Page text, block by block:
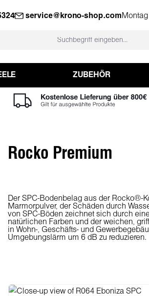
service@krono-shop.com
ZUBEHÖR
Rocko Premium
Der SPC-Bodenbelag aus der Rocko®-
Marmorpulver, der Schäden durch
von SPC-Böden zeichnet sich durch
natürlichen Farben und der weichen,
in Wohn-, Geschäfts- und
Umgebungslärm um 6 dB zu reduzieren.